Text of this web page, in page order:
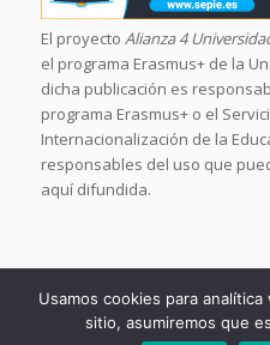
El proyecto Alianza 4
el programa Erasmus+ de la
dicha publicación es
programa Erasmus+ o el
Internacionalización de la
responsables del uso que
aquí difundida.
© Copyright -
Usamos cookies para
sitio, asumiremos que